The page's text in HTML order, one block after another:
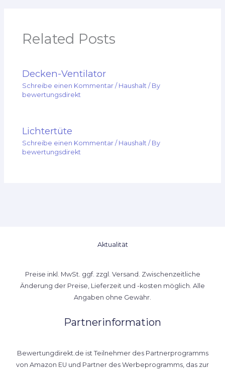
Related Posts
Decken-Ventilator
Schreibe einen Kommentar / Haushalt / By
bewertungsdirekt
Lichtertüte
Schreibe einen Kommentar / Haushalt / By
bewertungsdirekt
Aktualität
Preise inkl. MwSt. ggf. zzgl. Versand. Zwischenzeitliche
Änderung der Preise, Lieferzeit und -kosten möglich. Alle
Angaben ohne Gewähr.
Partnerinformation
Bewertungdirekt.de ist Teilnehmer des Partnerprogramms
von Amazon EU und Partner des Werbeprogramms, das zur